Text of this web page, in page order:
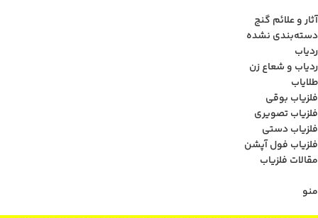
آثار و علائم گنج
دسته‌بندی نشده
ردیاب
ردیاب و شعاع زن
طلایاب
فلزیاب بوقی
فلزیاب تصویری
فلزیاب دستی
فلزیاب فول آپشن
مقالات فلزیاب
منو